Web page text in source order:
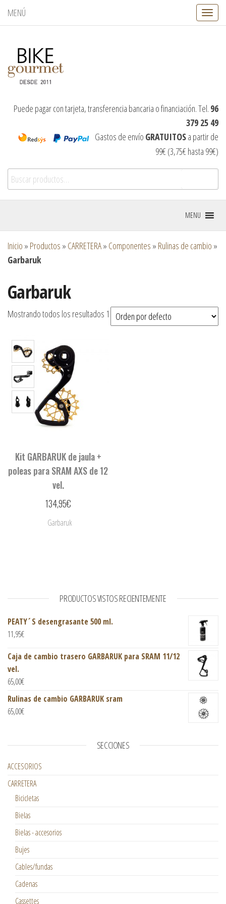
MENÚ
C
a
e
g
a
i
Puede pagar con tarjeta, transferencia bancaria o financiación. Tel. 96
379 25 49
Gastos de envío GRATUITOSa partir de
99€ (3,75€ hasta 99€)
MENU
Inicio » Productos » CARRETERA» Componentes » Rulinas de cambio »
Garbaruk
Garbaruk
Mostrando todos los resultados 1
Kit GARBARUK de jaula +
poleas para SRAM AXS de 12
vel.
134,95€
Garbaruk
PRODUCTOS VISTOS RECIENTEMENTE
PEATY´S desengrasante 500 ml.
11,95€
Caja de cambio trasero GARBARUK para SRAM 11/12
vel.
65,00€
Rulinas de cambio GARBARUK sram
65,00€
SECCIONES
ACCESORIOS
CARRETERA
Bicicletas
Bielas
Bielas - accesorios
Bujes
Cables/fundas
Cadenas
Cassettes